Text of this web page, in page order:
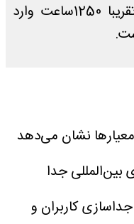
قطعی اینترنت ایران پس از تقریبا 1250ساعت وارد
معیارها نشان می‌دهد
جدا
کاربران و